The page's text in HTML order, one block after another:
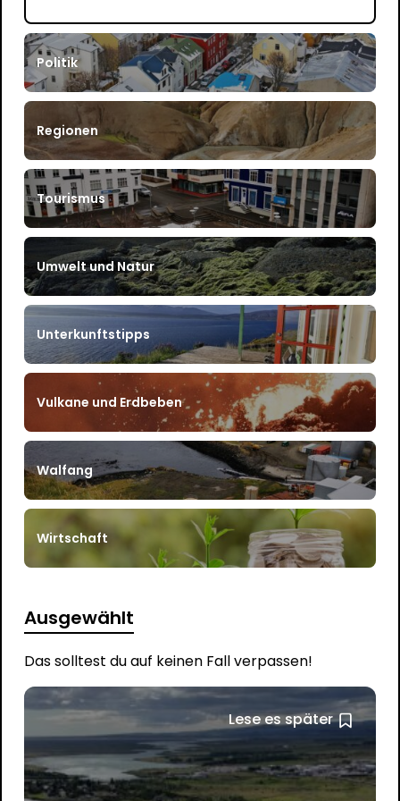
Politik
Regionen
Tourismus
Umwelt und Natur
Unterkunftstipps
Vulkane und Erdbeben
Walfang
Wirtschaft
Ausgewählt
Das solltest du auf keinen Fall verpassen!
Lese es später